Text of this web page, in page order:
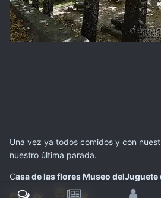
Una vez ya todos comidos y con
nuestro última parada.
Casa de las flores Museo delJuguete